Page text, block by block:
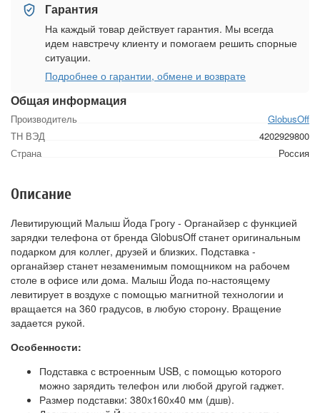
Общая информация
Производитель
GlobusOff
ТН ВЭД
4202929800
Страна
Россия
Гарантия
На каждый товар действует гарантия. Мы всегда
идем навстречу клиенту и помогаем решить спорные
ситуации.
Подробнее о гарантии, обмене и возврате
Описание
Левитирующий Малыш Йода Грогу - Органайзер с функцией
зарядки телефона от бренда GlobusOff станет оригинальным
подарком для коллег, друзей и близких. Подставка -
органайзер станет незаменимым помощником на рабочем
столе в офисе или дома. Малыш Йода по-настоящему
левитирует в воздухе с помощью магнитной технологии и
вращается на 360 градусов, в любую сторону. Вращение
задается рукой.
Особенности:
Подставка с встроенным USB, с помощью которого
можно зарядить телефон или любой другой гаджет.
Размер подставки: 380х160х40 мм (дшв).